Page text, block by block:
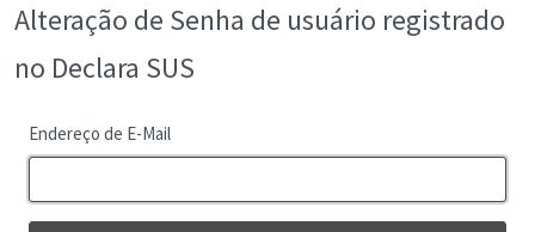
Alteração de Senha de usuário registrado
no Declara SUS
Endereço de E-Mail